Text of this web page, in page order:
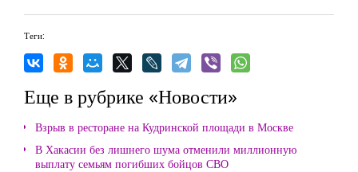
Теги:
Еще в рубрике «Новости»
Взрыв в ресторане на Кудринской площади в Москве
В Хакасии без лишнего шума отменили миллионную
выплату семьям погибших бойцов СВО